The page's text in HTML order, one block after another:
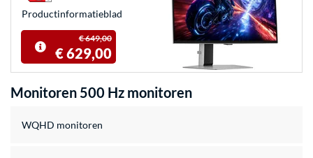
Product­informatieblad
€ 649,00
€ 629,00
Monitoren 500 Hz monitoren
WQHD monitoren